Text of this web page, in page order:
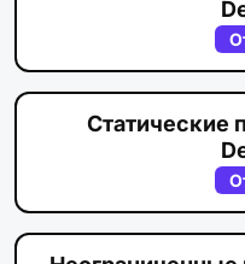
Статические